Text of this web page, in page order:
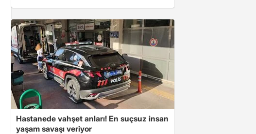
Hastanede vahşet anları! En suçsuz insan
yaşam savaşı veriyor